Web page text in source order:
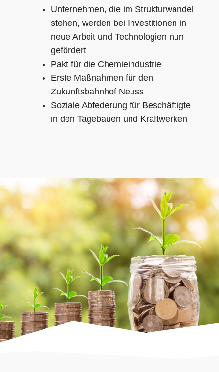
Unternehmen, die im Strukturwandel
stehen, werden bei Investitionen in
neue Arbeit und Technologien nun
gefördert
Pakt für die Chemieindustrie
Erste Maßnahmen für den
Zukunftsbahnhof Neuss
Soziale Abfederung für Beschäftigte
in den Tagebauen und Kraftwerken